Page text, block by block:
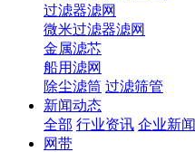
过滤器滤网
微米过滤器滤网
金属滤芯
船用滤网
除尘滤筒 过滤筛管
新闻动态
全部 行业资讯 企业新闻
网带